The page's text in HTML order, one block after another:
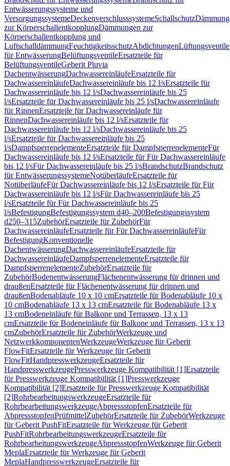
Entwässerungssysteme und
VersorgungssystemeDeckenverschlusssystemeSchallschutz
zur KörperschallentkopplungDämmungen zur
Körperschallentkopplung und
LuftschalldämmungFeuchtigkeitsschutzAbdichtungenLüftungsventile
für EntwässerungBelüftungsventileErsatzteile für
BelüftungsventileGeberit Pluvia
DachentwässerungDachwassereinläufeErsatzteile für
DachwassereinläufeDachwassereinläufe bis 12 l/sErsatzteile für
Dachwassereinläufe bis 12 l/sDachwassereinläufe bis 25
l/sErsatzteile für Dachwassereinläufe bis 25 l/sDachwassereinläufe
für RinnenErsatzteile für Dachwassereinläufe für
RinnenDachwassereinläufe bis 12 l/sErsatzteile für
Dachwassereinläufe bis 12 l/sDachwassereinläufe bis 25
l/sErsatzteile für Dachwassereinläufe bis 25
l/sDampfsperrenelementeErsatzteile für DampfsperrenelementeFür
Dachwassereinläufe bis 12 l/sErsatzteile für Für Dachwassereinläufe
bis 12 l/sFür Dachwassereinläufe bis 25 l/sBrandschutzBrandschutz
für EntwässerungssystemeNotüberläufeErsatzteile für
NotüberläufeFür Dachwassereinläufe bis 12 l/sErsatzteile für Für
Dachwassereinläufe bis 12 l/sFür Dachwassereinläufe bis 25
l/sErsatzteile für Für Dachwassereinläufe bis 25
l/sBefestigungBefestigungssystem d40–200Befestigungssystem
d250–315ZubehörErsatzteile für ZubehörFür
DachwassereinläufeErsatzteile für Für DachwassereinläufeFür
BefestigungKonventionelle
DachentwässerungDachwassereinläufeErsatzteile für
DachwassereinläufeDampfsperrenelementeErsatzteile für
DampfsperrenelementeZubehörErsatzteile für
ZubehörBodenentwässerungFlächenentwässerung für drinnen und
draußenErsatzteile für Flächenentwässerung für drinnen und
draußenBodenabläufe 10 x 10 cmErsatzteile für Bodenabläufe 10 x
10 cmBodenabläufe 13 x 13 cmErsatzteile für Bodenabläufe 13 x
13 cmBodeneinläufe für Balkone und Terrassen, 13 x 13
cmErsatzteile für Bodeneinläufe für Balkone und Terrassen, 13 x 13
cmZubehörErsatzteile für ZubehörWerkzeuge und
NetzwerkkomponentenWerkzeugeWerkzeuge für Geberit
FlowFitErsatzteile für Werkzeuge für Geberit
FlowFitHandpresswerkzeugeErsatzteile für
HandpresswerkzeugePresswerkzeuge Kompatibilität [1]Ersatzteile
für Presswerkzeuge Kompatibilität [1]Presswerkzeuge
Kompatibilität [2]Ersatzteile für Presswerkzeuge Kompatibilität
[2]RohrbearbeitungswerkzeugeErsatzteile für
RohrbearbeitungswerkzeugeAbpressstopfenErsatzteile für
AbpressstopfenPrüfmittelZubehörErsatzteile für ZubehörWerkzeuge
für Geberit PushFitErsatzteile für Werkzeuge für Geberit
PushFitRohrbearbeitungswerkzeugeErsatzteile für
RohrbearbeitungswerkzeugeAbpressstopfenWerkzeuge für Geberit
MeplaErsatzteile für Werkzeuge für Geberit
MeplaHandpresswerkzeugeErsatzteile für